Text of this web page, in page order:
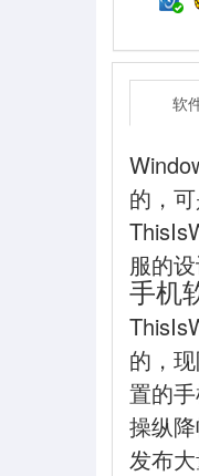
软
的，
服的
手机
的，
置的
操纵
发布